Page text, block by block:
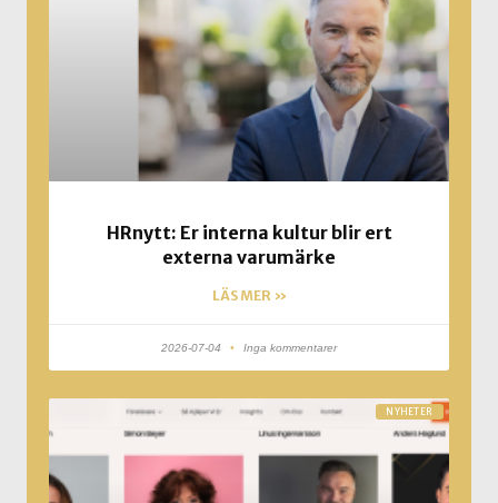
HRnytt: Er interna kultur blir ert
externa varumärke
LÄS MER »
2026-07-04 Inga kommentarer
NYHETER